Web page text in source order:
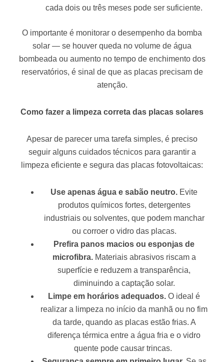
cada dois ou três meses pode ser suficiente.
O importante é monitorar o desempenho da bomba
solar — se houver queda no volume de água
bombeada ou aumento no tempo de enchimento dos
reservatórios, é sinal de que as placas precisam de
atenção.
Como fazer a limpeza correta das placas solares
Apesar de parecer uma tarefa simples, é preciso
seguir alguns cuidados técnicos para garantir a
limpeza eficiente e segura das placas fotovoltaicas:
Use apenas água e sabão neutro. Evite
produtos químicos fortes, detergentes
industriais ou solventes, que podem manchar
ou corroer o vidro das placas.
Prefira panos macios ou esponjas de
microfibra.Materiais abrasivos riscam a
superfície e reduzem a transparência,
diminuindo a captação solar.
Limpe em horários adequados. O ideal é
realizar a limpeza no início da manhã ou no fim
da tarde, quando as placas estão frias. A
diferença térmica entre a água fria e o vidro
quente pode causar trincas.